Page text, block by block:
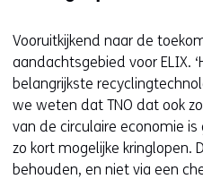
Vooruitkijkend naar de
aandachtsgebied voor ELIX.
belangrijkste
we weten dat TNO dat ook
van de circulaire economie
zo kort mogelijke kringlopen.
behouden, en niet via een